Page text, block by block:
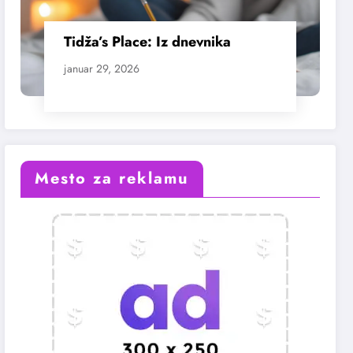
Tidža’s Place: Iz dnevnika
januar 29, 2026
Mesto za reklamu